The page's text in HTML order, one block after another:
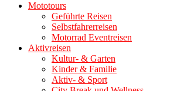
Mototours
Geführte Reisen
Selbstfahrerreisen
Motorrad Eventreisen
Aktivreisen
Kultur- & Garten
Kinder & Familie
Aktiv- & Sport